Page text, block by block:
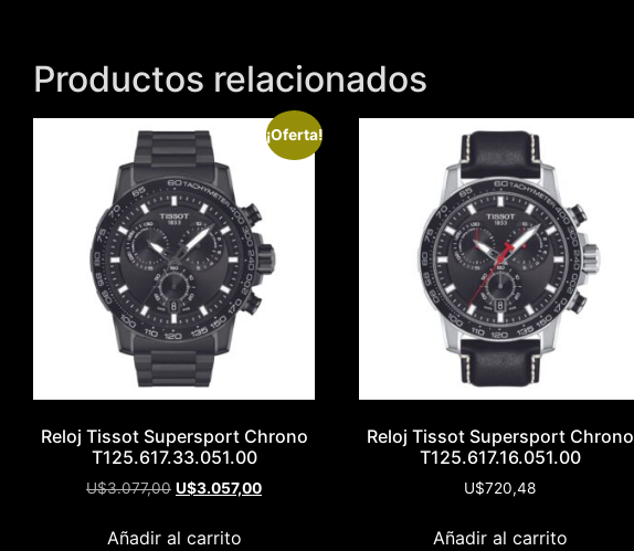
Productos relacionados
¡Oferta!
Reloj Tissot Supersport Chrono
T125.617.33.051.00
U$3.077,00 U$3.057,00
Añadir al carrito
Reloj Tissot Supersport Chrono
T125.617.16.051.00
U$720,48
Añadir al carrito